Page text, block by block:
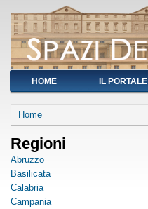
HOME IL PORTALE
You are here
Home
Regioni
Abruzzo
Basilicata
Calabria
Campania